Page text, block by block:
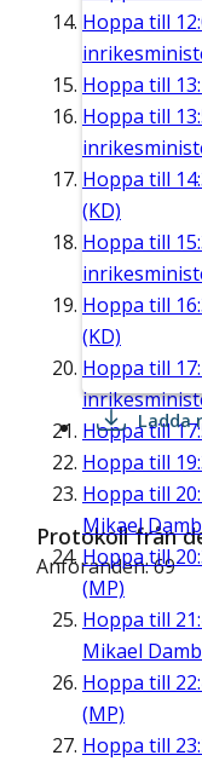
Hoppa till
Hoppa till
Hoppa till
Hoppa till
(KD)
Hoppa till
Hoppa till
(KD)
Hoppa till
Hoppa till
Hoppa till
Hoppa till
Mikael
Hoppa till
(MP)
Hoppa till
Mikael
Hoppa till
(MP)
Hoppa till
Ladda
Protokoll från
Anföranden: 69